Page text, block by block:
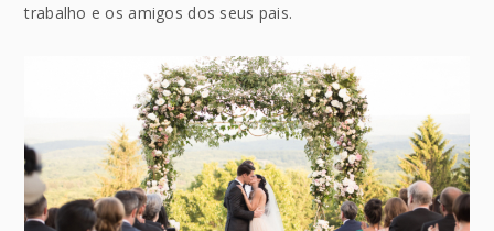
trabalho e os amigos dos seus pais.